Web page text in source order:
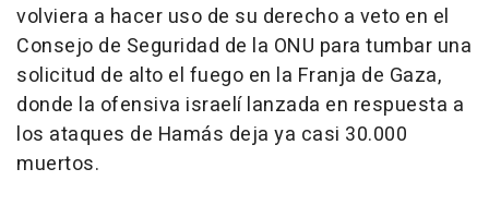
volviera a hacer uso de su derecho a veto en el
Consejo de Seguridad de la ONU para tumbar una
solicitud de alto el fuego en la Franja de Gaza,
donde la ofensiva israelí lanzada en respuesta a
los ataques de Hamás deja ya casi 30.000
muertos.